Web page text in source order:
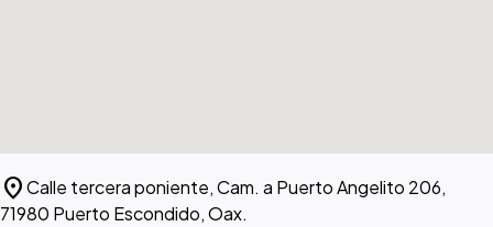
location_onCalle tercera poniente, Cam. a Puerto Angelito 206,
71980 Puerto Escondido, Oax.